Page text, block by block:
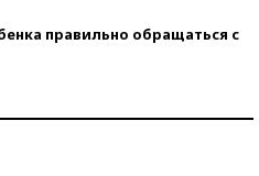
правильно обращаться с